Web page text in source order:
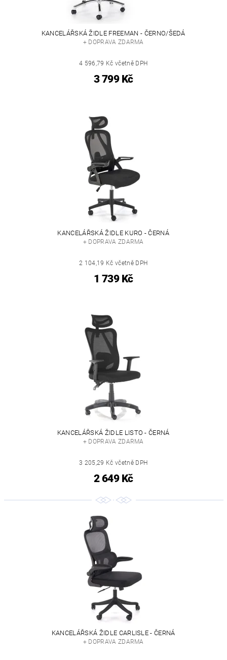
KANCELÁŘSKÁ ŽIDLE FREEMAN - ČERNO/ŠEDÁ
+ DOPRAVA ZDARMA
4 596,79 Kč včetně DPH
3 799 Kč
KANCELÁŘSKÁ ŽIDLE KURO - ČERNÁ
+ DOPRAVA ZDARMA
2 104,19 Kč včetně DPH
1 739 Kč
KANCELÁŘSKÁ ŽIDLE LISTO - ČERNÁ
+ DOPRAVA ZDARMA
3 205,29 Kč včetně DPH
2 649 Kč
KANCELÁŘSKÁ ŽIDLE CARLISLE - ČERNÁ
+ DOPRAVA ZDARMA